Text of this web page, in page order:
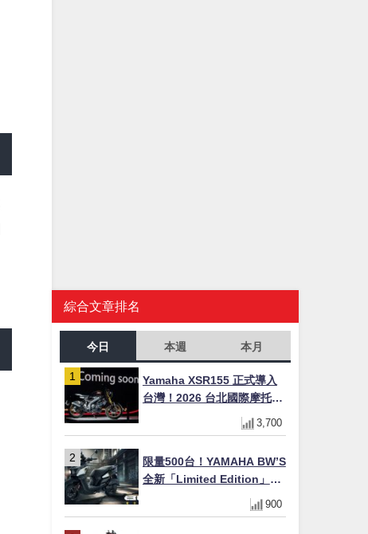
綜合文章排名
今日 本週 本月
Yamaha XSR155 正式導入
台灣！2026 台北國際摩托車
展亮相，70 週年紀念版
YZF-R 系列限量追加販售
3,700
限量500台！YAMAHA BW’S
全新「Limited Edition」都
市探索限定色 GOOPiMADE
聯名包同步登場
900